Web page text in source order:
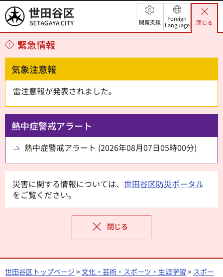
世田谷区 閲覧支援
Foreign
Language
閉じる
緊急情報
気象注意報
雷注意報が発表されました。
熱中症警戒アラート
熱中症警戒アラート (2026年08月07日05時00分)
災害に関する情報については、 世田谷区防災ポータル
をご覧ください。
閉じる
世田谷区トップページ >文化・芸術・スポーツ・生涯学習 > スポー